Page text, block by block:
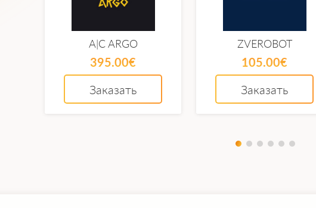
A|C ARGO
395.00€
Заказать
ZVEROBOT
105.00€
Заказать